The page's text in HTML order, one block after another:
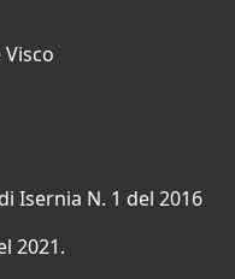
Isernia N. 1 del 2016
2021.